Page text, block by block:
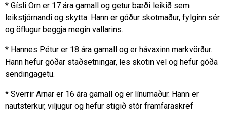
* Gísli Örn er 17 ára gamall og getur bæði leikið sem
leikstjórnandi og skytta. Hann er góður skotmaður, fylginn sér
og öflugur beggja megin vallarins.
* Hannes Pétur er 18 ára gamall og er hávaxinn markvörður.
Hann hefur góðar staðsetningar, les skotin vel og hefur góða
sendingagetu.
* Sverrir Arnar er 16 ára gamall og er línumaður. Hann er
nautsterkur, viljugur og hefur stigið stór framfaraskref